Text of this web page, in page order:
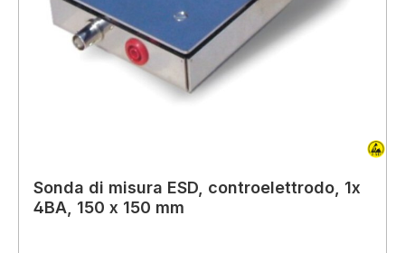
Sonda di misura ESD, controelettrodo, 1x
4BA, 150 x 150 mm